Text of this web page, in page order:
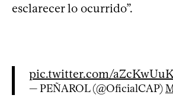
esclarecer lo ocurrido”.
pic.twitter.com/
— PEÑAROL (@OficialCAP)